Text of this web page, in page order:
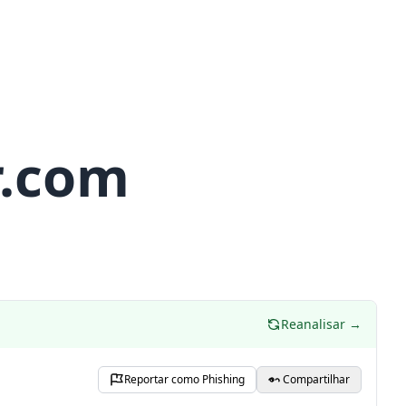
Reanalisar →
Reportar como Phishing Compartilhar